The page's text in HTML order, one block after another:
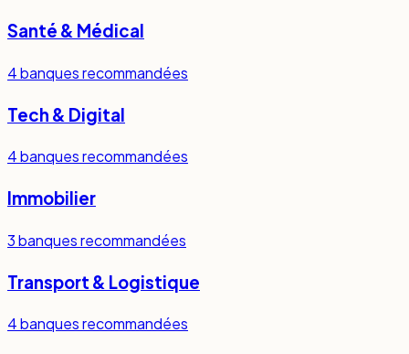
Santé & Médical
4banques recommandées
Tech & Digital
4banques recommandées
Immobilier
3banques recommandées
Transport & Logistique
4banques recommandées